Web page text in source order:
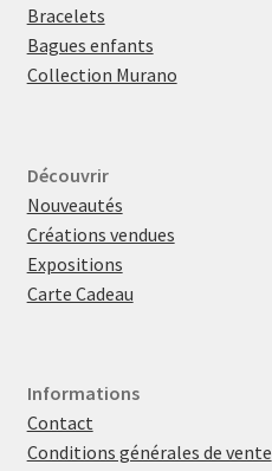
Bracelets
Bagues enfants
Collection Murano
Découvrir
Nouveautés
Créations vendues
Expositions
Carte Cadeau
Informations
Contact
Conditions générales de vente